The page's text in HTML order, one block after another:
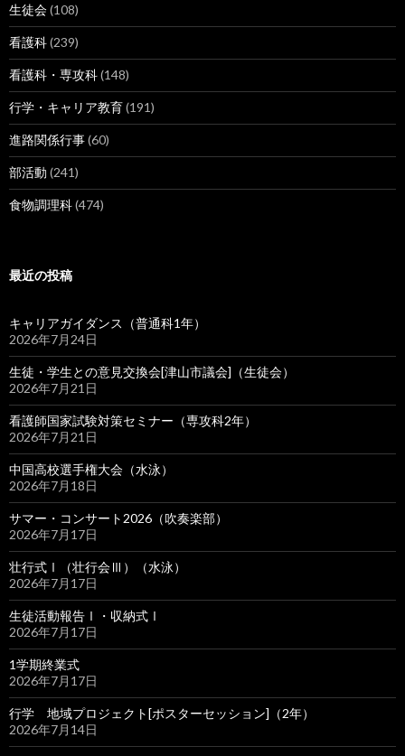
生徒会(108)
看護科(239)
看護科・専攻科(148)
行学・キャリア教育(191)
進路関係行事(60)
部活動 (241)
食物調理科(474)
最近の投稿
キャリアガイダンス（普通科1年）
2026年7月24日
生徒・学生との意見交換会[津山市議会]（生徒会）
2026年7月21日
看護師国家試験対策セミナー（専攻科2年）
2026年7月21日
中国高校選手権大会（水泳）
2026年7月18日
サマー・コンサート2026（吹奏楽部）
2026年7月17日
壮行式Ⅰ（壮行会Ⅲ）（水泳）
2026年7月17日
生徒活動報告Ⅰ・収納式Ⅰ
2026年7月17日
1学期終業式
2026年7月17日
行学 地域プロジェクト[ポスターセッション]（2年）
2026年7月14日